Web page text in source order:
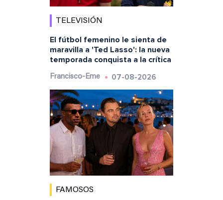
TELEVISIÓN
El fútbol femenino le sienta de
maravilla a 'Ted Lasso': la nueva
temporada conquista a la crítica
Francisco-Eme 07-08-2026
FAMOSOS